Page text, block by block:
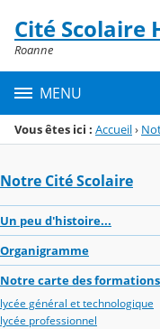
Menu de la rubrique
Contenu
Cité Scolaire
Roanne
MENU
Vous êtes ici : Accueil›
Notre Cité Scolaire
Un peu d'histoire...
Organigramme
Notre carte des formations
lycée général et technologique
lycée professionnel